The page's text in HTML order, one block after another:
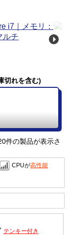
切れを含む)
件の製品が表示さ
CPUが高性能
テンキー付き